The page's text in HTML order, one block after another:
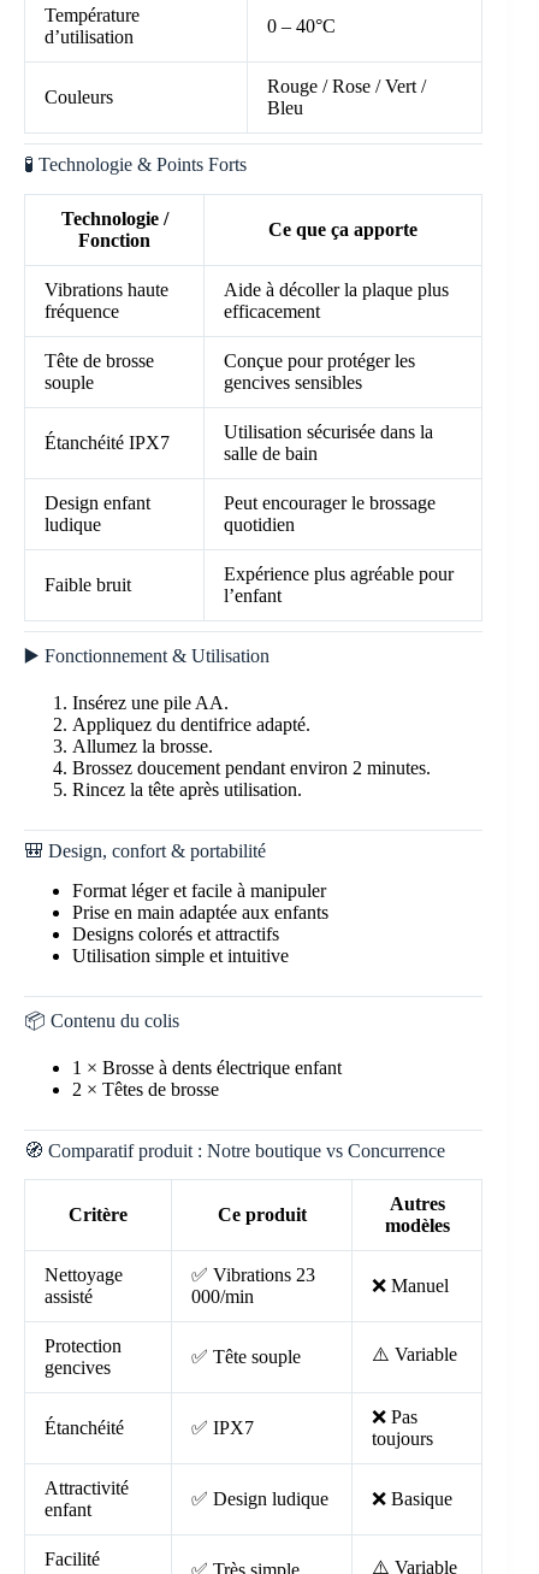
Température
d’utilisation
0 – 40°C
Couleurs
Rouge / Rose / Vert /
Bleu
🧪 Technologie & Points Forts
Technologie /
Fonction
Ce que ça apporte
Vibrations haute
fréquence
Aide à décoller la plaque plus
efficacement
Tête de brosse
souple
Conçue pour protéger les
gencives sensibles
Étanchéité IPX7
Utilisation sécurisée dans la
salle de bain
Design enfant
ludique
Peut encourager le brossage
quotidien
Faible bruit
Expérience plus agréable pour
l’enfant
▶️ Fonctionnement & Utilisation
Insérez une pile AA.
Appliquez du dentifrice adapté.
Allumez la brosse.
Brossez doucement pendant environ 2 minutes.
Rincez la tête après utilisation.
🎒 Design, confort & portabilité
Format léger et facile à manipuler
Prise en main adaptée aux enfants
Designs colorés et attractifs
Utilisation simple et intuitive
📦 Contenu du colis
1 × Brosse à dents électrique enfant
2 × Têtes de brosse
🧭 Comparatif produit : Notre boutique vs Concurrence
Critère Ce produit
Autres
modèles
Nettoyage
assisté
✅ Vibrations 23
000/min
❌ Manuel
Protection
gencives
✅ Tête souple ⚠️ Variable
Étanchéité ✅ IPX7
❌ Pas
toujours
Attractivité
enfant
✅ Design ludique ❌ Basique
Facilité
⚠️ Variable